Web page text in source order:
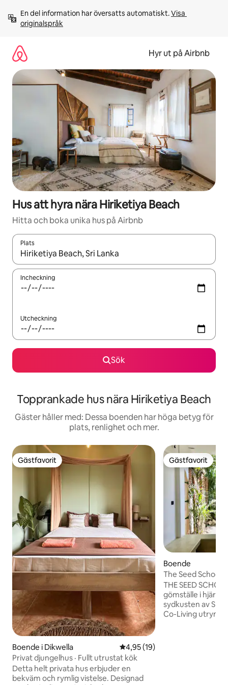
innehåll
En del information har översatts automatiskt. Visa
originalspråk
Hyr ut på Airbnb
Hus att hyra nära Hiriketiya Beach
Hitta och boka unika hus på Airbnb
Plats
När resultaten är tillgängliga kan du navigera med upp- och
Incheckning
Utcheckning
Sök
Topprankade hus nära Hiriketiya Beach
Gäster håller med: Dessa boenden har höga betyg för
plats, renlighet och mer.
Gästfavorit
Gästfavorit
Boende i Dikwella 4,95 av 5 i genomsnittligt
4,95 (19)
Privat djungelhus · Fullt utrustat kök
Detta helt privata hus erbjuder en
bekväm och rymlig vistelse. Designad
Gästfavorit
Gästfavorit
Boende
The Seed School
THE SEED
gömställe i
sydkusten av Sri
Co-Living